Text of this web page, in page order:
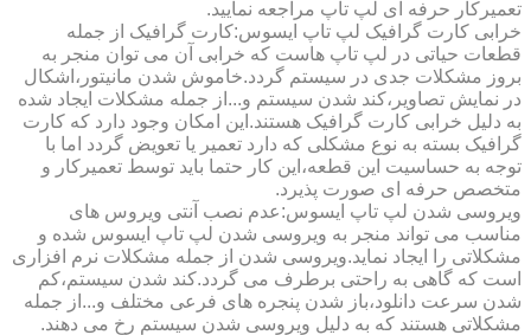
تعمیرکار حرفه ای لپ تاپ مراجعه نمایید.
خرابی کارت گرافیک لپ تاپ ایسوس:کارت گرافیک از جمله
قطعات حیاتی در لپ تاپ هاست که خرابی آن می توان منجر به
بروز مشکلات جدی در سیستم گردد.خاموش شدن مانیتور،اشکال
در نمایش تصاویر،کند شدن سیستم و...از جمله مشکلات ایجاد شده
به دلیل خرابی کارت گرافیک هستند.این امکان وجود دارد که کارت
گرافیک بسته به نوع مشکلی که دارد تعمیر یا تعویض گردد اما با
توجه به حساسیت این قطعه،این کار حتما باید توسط تعمیرکار و
متخصص حرفه ای صورت پذیرد.
ویروسی شدن لپ تاپ ایسوس:عدم نصب آنتی ویروس های
مناسب می تواند منجر به ویروسی شدن لپ تاپ ایسوس شده و
مشکلاتی را ایجاد نماید.ویروسی شدن از جمله مشکلات نرم افزاری
است که گاهی به راحتی برطرف می گردد.کند شدن سیستم،کم
شدن سرعت دانلود،باز شدن پنجره های فرعی مختلف و...از جمله
مشکلاتی هستند که به دلیل ویروسی شدن سیستم رخ می دهند.